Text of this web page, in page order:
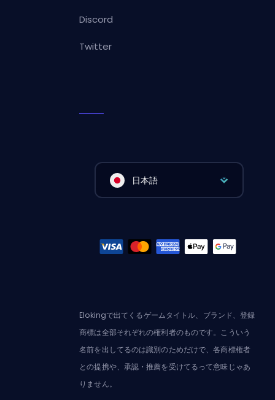
Discord
Twitter
日本語
Elokingで出てくるゲームタイトル、ブランド、登録
商標は全部それぞれの権利者のものです。こういう
名前を出してるのは識別のためだけで、各商標権者
との提携や、承認・推薦を受けてるって意味じゃあ
りません。